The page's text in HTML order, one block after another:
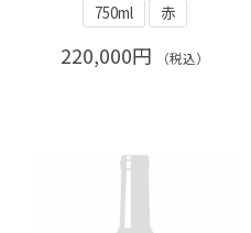
750ml 赤
220,000円 （税込）